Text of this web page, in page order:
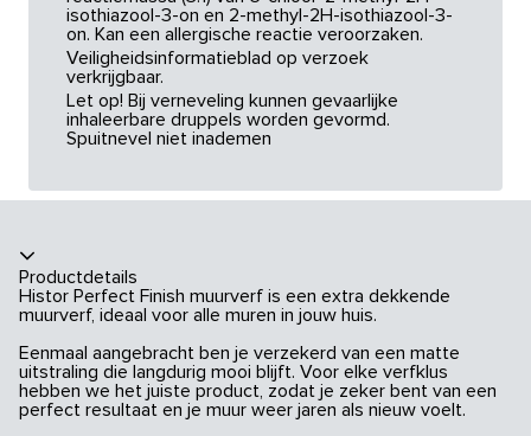
isothiazool-3-on en 2-methyl-2H-isothiazool-3-
on. Kan een allergische reactie veroorzaken.
Veiligheidsinformatieblad op verzoek
verkrijgbaar.
Let op! Bij verneveling kunnen gevaarlijke
inhaleerbare druppels worden gevormd.
Spuitnevel niet inademen
Productdetails
Histor Perfect Finish muurverf is een extra dekkende
muurverf, ideaal voor alle muren in jouw huis.
Eenmaal aangebracht ben je verzekerd van een matte
uitstraling die langdurig mooi blijft. Voor elke verfklus
hebben we het juiste product, zodat je zeker bent van een
perfect resultaat en je muur weer jaren als nieuw voelt.